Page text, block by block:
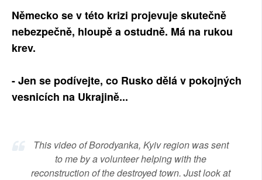
Německo se v této krizi projevuje skutečně
nebezpečně, hloupě a ostudně. Má na rukou
krev.
- Jen se podívejte, co Rusko dělá v pokojných
vesnicích na Ukrajině...
This video of Borodyanka, Kyiv region was sent
to me by a volunteer helping with the
reconstruction of the destroyed town. Just look at